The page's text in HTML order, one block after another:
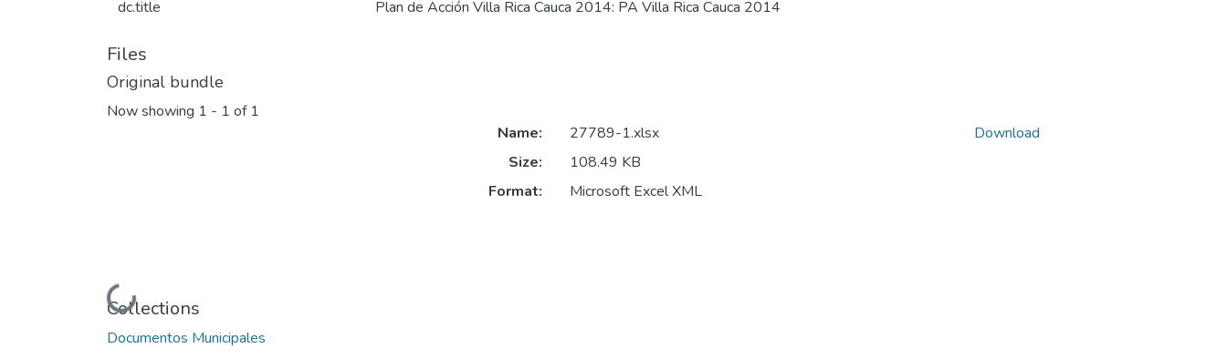
dc.title Plan de Acción Villa Rica Cauca 2014: PA Villa Rica Cauca 2014
Files
Original bundle
Now showing 1 - 1 of 1
Loading...
Name:
27789-1.xlsx
Size:
108.49 KB
Format:
Microsoft Excel XML
Download
Collections
Documentos Municipales